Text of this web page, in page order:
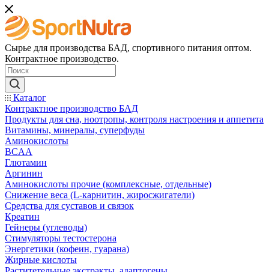
Сырье для производства БАД, спортивного питания оптом.
Контрактное производство.
Каталог
Контрактное производство БАД
Продукты для сна, ноотропы, контроля настроения и аппетита
Витамины, минералы, суперфуды
Аминокислоты
BCAA
Глютамин
Аргинин
Аминокислоты прочие (комплексные, отдельные)
Снижение веса (L-карнитин, жиросжигатели)
Средства для суставов и связок
Креатин
Гейнеры (углеводы)
Стимуляторы тестостерона
Энергетики (кофеин, гуарана)
Жирные кислоты